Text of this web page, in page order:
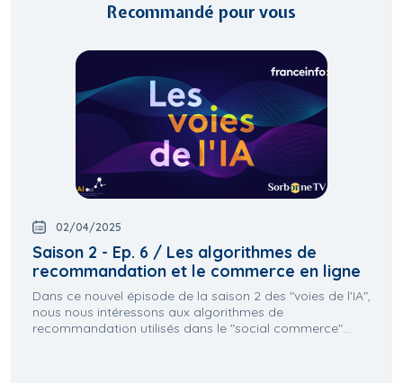
Recommandé pour vous
02/04/2025
Saison 2 - Ep. 6 / Les algorithmes de
recommandation et le commerce en ligne
Dans ce nouvel épisode de la saison 2 des "voies de l'IA",
nous nous intéressons aux algorithmes de
recommandation utilisés dans le "social commerce"...